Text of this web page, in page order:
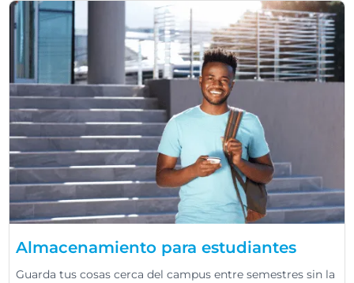
Almacenamiento para estudiantes
Guarda tus cosas cerca del campus entre semestres sin la